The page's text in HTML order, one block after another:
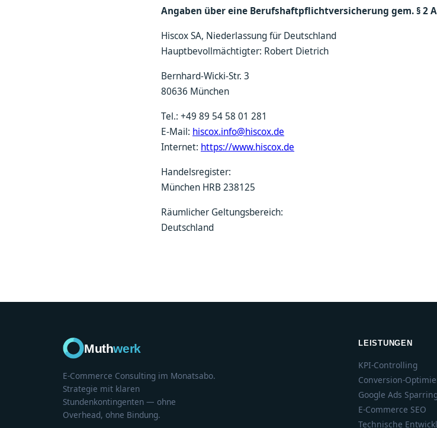
Angaben über eine Berufshaftpflichtversicherung gem. § 2
Hiscox SA, Niederlassung für Deutschland
Hauptbevollmächtigter: Robert Dietrich
Bernhard-Wicki-Str. 3
80636 München
Tel.: +49 89 54 58 01 281
E-Mail: hiscox.info@hiscox.de
Internet: https://www.hiscox.de
Handelsregister:
München HRB 238125
Räumlicher Geltungsbereich:
Deutschland
Muthwerk
E-Commerce Consulting im Monatsabo.
Strategie mit klaren
Stundenkontingenten — ohne
Overhead, ohne Bindung.
LEISTUNGEN
KPI-Controlling
Conversion-
Google Ads
E-Commerce SEO
Technische